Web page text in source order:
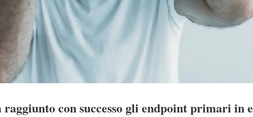
con successo gli endpoint primari in